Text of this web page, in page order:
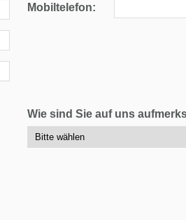
Mobiltelefon:
Wie sind Sie auf uns